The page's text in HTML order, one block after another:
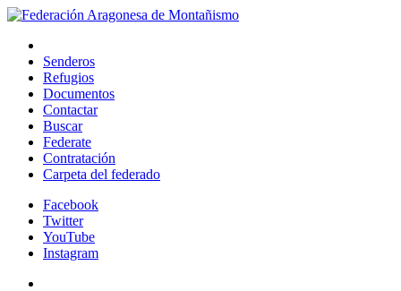
Senderos
Refugios
Documentos
Contactar
Buscar
Federate
Contratación
Carpeta del federado
Facebook
Twitter
YouTube
Instagram